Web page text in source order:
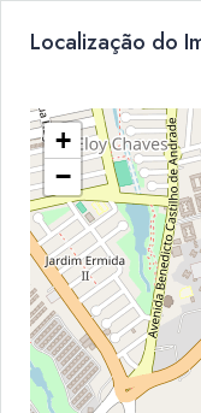
Localização do
+
−